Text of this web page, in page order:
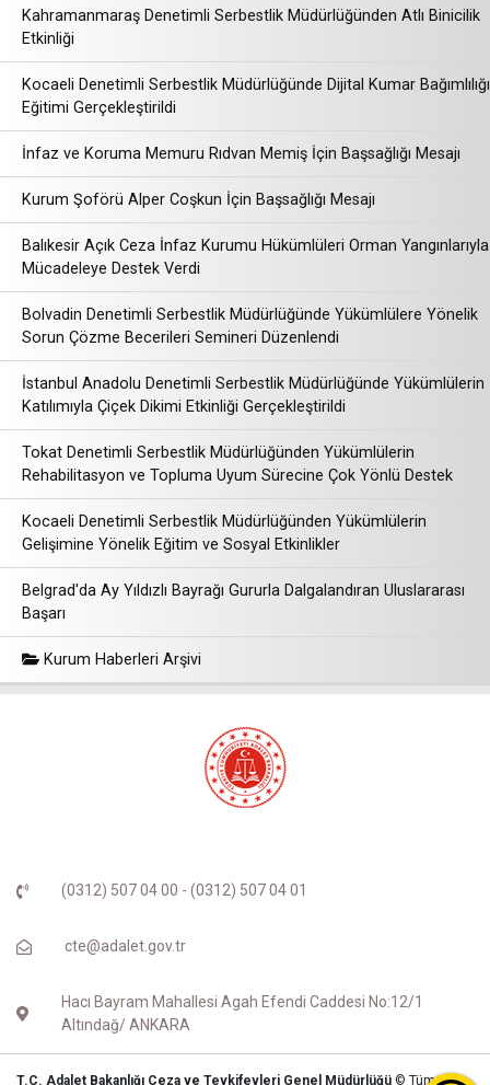
Kahramanmaraş Denetimli Serbestlik Müdürlüğünden Atlı Binicilik
Etkinliği
Kocaeli Denetimli Serbestlik Müdürlüğünde Dijital Kumar Bağımlılığı
Eğitimi Gerçekleştirildi
İnfaz ve Koruma Memuru Rıdvan Memiş İçin Başsağlığı Mesajı
Kurum Şoförü Alper Coşkun İçin Başsağlığı Mesajı
Balıkesir Açık Ceza İnfaz Kurumu Hükümlüleri Orman Yangınlarıyla
Mücadeleye Destek Verdi
Bolvadin Denetimli Serbestlik Müdürlüğünde Yükümlülere Yönelik
Sorun Çözme Becerileri Semineri Düzenlendi
İstanbul Anadolu Denetimli Serbestlik Müdürlüğünde Yükümlülerin
Katılımıyla Çiçek Dikimi Etkinliği Gerçekleştirildi
Tokat Denetimli Serbestlik Müdürlüğünden Yükümlülerin
Rehabilitasyon ve Topluma Uyum Sürecine Çok Yönlü Destek
Kocaeli Denetimli Serbestlik Müdürlüğünden Yükümlülerin
Gelişimine Yönelik Eğitim ve Sosyal Etkinlikler
Belgrad'da Ay Yıldızlı Bayrağı Gururla Dalgalandıran Uluslararası
Başarı
Kurum Haberleri Arşivi
(0312) 507 04 00 - (0312) 507 04 01
cte@adalet.gov.tr
Hacı Bayram Mahallesi Agah Efendi Caddesi No:12/1
Altındağ/ ANKARA
T.C. Adalet Bakanlığı Ceza ve Tevkifevleri Genel Müdürlüğü © Tüm